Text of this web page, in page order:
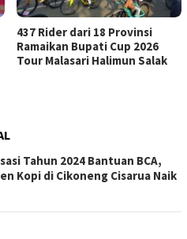
437 Rider dari 18 Provinsi
Ramaikan Bupati Cup 2026
Tour Malasari Halimun Salak
Tahun 2024 Bantuan BCA,
Kopi di Cikoneng Cisarua Naik